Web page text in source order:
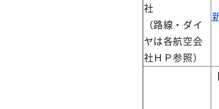
社
（路線・ダイ
ヤは各航空会
社ＨＰ参照）